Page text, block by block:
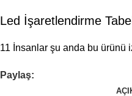
Led İşaretlendirme
11 İnsanlar şu anda bu ürünü
Paylaş: